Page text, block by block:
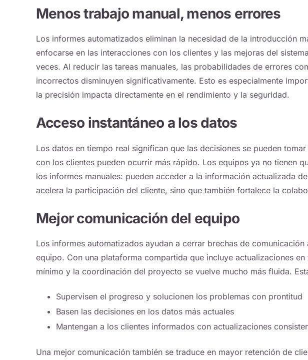
Menos trabajo manual, menos errores
Los informes automatizados eliminan la necesidad de la introducción
enfocarse en las interacciones con los clientes y las mejoras del
veces. Al reducir las tareas manuales, las probabilidades de errores
incorrectos disminuyen significativamente. Esto es especialmente
la precisión impacta directamente en el rendimiento y la seguridad.
Acceso instantáneo a los datos
Los datos en tiempo real significan que las decisiones se pueden
con los clientes pueden ocurrir más rápido. Los equipos ya no tienen
los informes manuales: pueden acceder a la información actualizada
acelera la participación del cliente, sino que también fortalece la
Mejor comunicación del equipo
Los informes automatizados ayudan a cerrar brechas de
equipo. Con una plataforma compartida que incluye actualizaciones
mínimo y la coordinación del proyecto se vuelve mucho más fluida.
Supervisen el progreso y solucionen los problemas con prontitud
Basen las decisiones en los datos más actuales
Mantengan a los clientes informados con actualizaciones
Una mejor comunicación también se traduce en mayor retención de